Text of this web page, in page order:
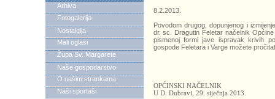
Arhiva
Fotogalerija
Nostalgija
Mali oglasi
Župa Sv. Margarete
Naše gospodarstvo
O našim strankama
Naši sportaši
8.2.2013.
Povodom drugog, dopunjenog i
dr. sc. Dragutin Feletar načelnik
pismenoj formi jave ispravak krivih
gospode Feletara i Varge možete
OPĆINSKI NAČELNIK
U D. Dubravi, 29. siječnja 2013.